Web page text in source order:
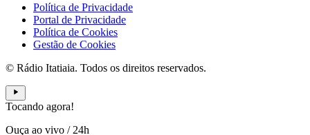
Política de Privacidade
Portal de Privacidade
Política de Cookies
Gestão de Cookies
© Rádio Itatiaia. Todos os direitos reservados.
Tocando agora!
Ouça ao vivo / 24h